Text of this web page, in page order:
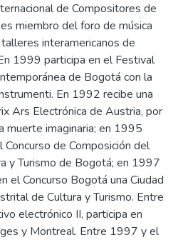
de Compositores de
miembro del foro de música
interamericanos de
1999 participa en el Festival
de Bogotá con la
En 1992 recibe una
Ars Electrónica de Austria, por
muerte imaginaria; en 1995
de Composición del
y Turismo de Bogotá; en 1997
el Concurso Bogotá una Ciudad
de Cultura y Turismo. Entre
electrónico II, participa en
y Montreal. Entre 1997 y el